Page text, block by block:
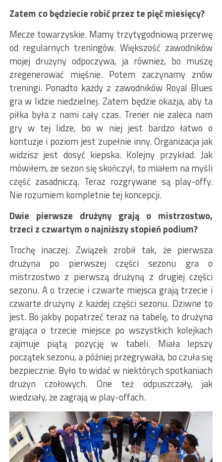
Zatem co będziecie robić przez te pięć miesięcy?
Mecze towarzyskie. Mamy trzytygodniową przerwę
od regularnych treningów. Większość zawodników
mojej drużyny odpoczywa, ja również, bo muszę
zregenerować mięśnie. Potem zaczynamy znów
treningi. Ponadto każdy z zawodników Royal Blues
gra w lidzie niedzielnej. Zatem będzie okazja, aby ta
piłka była z nami cały czas. Trener nie zaleca nam
gry w tej lidze, bo w niej jest bardzo łatwo o
kontuzje i poziom jest zupełnie inny. Organizacja jak
widzisz jest dosyć kiepska. Kolejny przykład. Jak
mówiłem, że sezon się skończył, to miałem na myśli
część zasadniczą. Teraz rozgrywane są play-offy.
Nie rozumiem kompletnie tej koncepcji.
Dwie pierwsze drużyny grają o mistrzostwo,
trzeci z czwartym o najniższy stopień podium?
Trochę inaczej. Związek zrobił tak, że pierwsza
drużyna po pierwszej części sezonu gra o
mistrzostwo z pierwszą drużyną z drugiej części
sezonu. A o trzecie i czwarte miejsca grają trzecie i
czwarte drużyny z każdej części sezonu. Dziwne to
jest. Bo jakby popatrzeć teraz na tabelę, to drużyna
grająca o trzecie miejsce po wszystkich kolejkach
zajmuje piątą pozycję w tabeli. Miała lepszy
początek sezonu, a później przegrywała, bo czuła się
bezpiecznie. Było to widać w niektórych spotkaniach
drużyn czołowych. One też odpuszczały, jak
wiedziały, że zagrają w play-offach.